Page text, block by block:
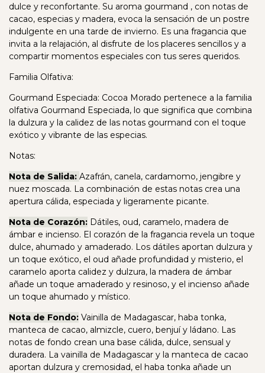
dulce y reconfortante. Su aroma gourmand , con notas de
cacao, especias y madera, evoca la sensación de un postre
indulgente en una tarde de invierno. Es una fragancia que
invita a la relajación, al disfrute de los placeres sencillos y a
compartir momentos especiales con tus seres queridos.
Familia Olfativa:
Gourmand Especiada: Cocoa Morado pertenece a la familia
olfativa Gourmand Especiada, lo que significa que combina
la dulzura y la calidez de las notas gourmand con el toque
exótico y vibrante de las especias.
Notas:
Nota de Salida: Azafrán, canela, cardamomo, jengibre y
nuez moscada. La combinación de estas notas crea una
apertura cálida, especiada y ligeramente picante.
Nota de Corazón: Dátiles, oud, caramelo, madera de
ámbar e incienso. El corazón de la fragancia revela un toque
dulce, ahumado y amaderado. Los dátiles aportan dulzura y
un toque exótico, el oud añade profundidad y misterio, el
caramelo aporta calidez y dulzura, la madera de ámbar
añade un toque amaderado y resinoso, y el incienso añade
un toque ahumado y místico.
Nota de Fondo: Vainilla de Madagascar, haba tonka,
manteca de cacao, almizcle, cuero, benjuí y ládano. Las
notas de fondo crean una base cálida, dulce, sensual y
duradera. La vainilla de Madagascar y la manteca de cacao
aportan dulzura y cremosidad, el haba tonka añade un